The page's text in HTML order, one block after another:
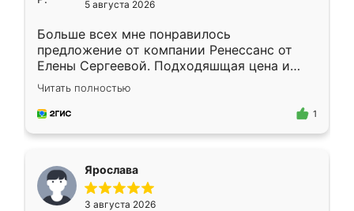
5 августа 2026
Больше всех мне понравилось
предложение от компании Ренессанс от
Елены Сергеевой. Подходяшщая цена и
короткие сроки изготовления. Приехавший
для замера сотрудник Владислав
предложил по моему эскизу самый
Читать полностью
1
Ярослава
3 августа 2026